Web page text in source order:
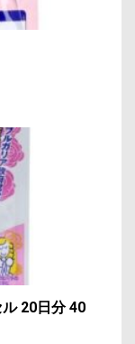
20日分 40